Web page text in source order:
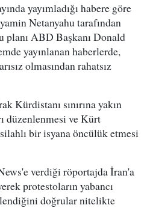
yayımladığı habere göre
Netanyahu tarafından
planı ABD Başkanı Donald
yayınlanan haberlerde,
olmasından rahatsız
Kürdistanı sınırına yakın
düzenlenmesi ve Kürt
bir isyana öncülük etmesi
verdiği röportajda İran'a
protestoların yabancı
doğrular nitelikte